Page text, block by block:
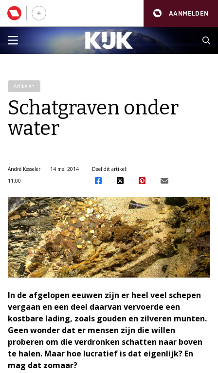
AANMELDEN
Artikelen
Schatgraven onder
water
André Kesseler
14 mei 2014
11:00
Deel dit artikel:
In de afgelopen eeuwen zijn er heel veel schepen
vergaan en een deel daarvan vervoerde een
kostbare lading, zoals gouden en zilveren munten.
Geen wonder dat er mensen zijn die willen
proberen om die verdronken schatten naar boven
te halen. Maar hoe lucratief is dat eigenlijk? En
mag dat zomaar?